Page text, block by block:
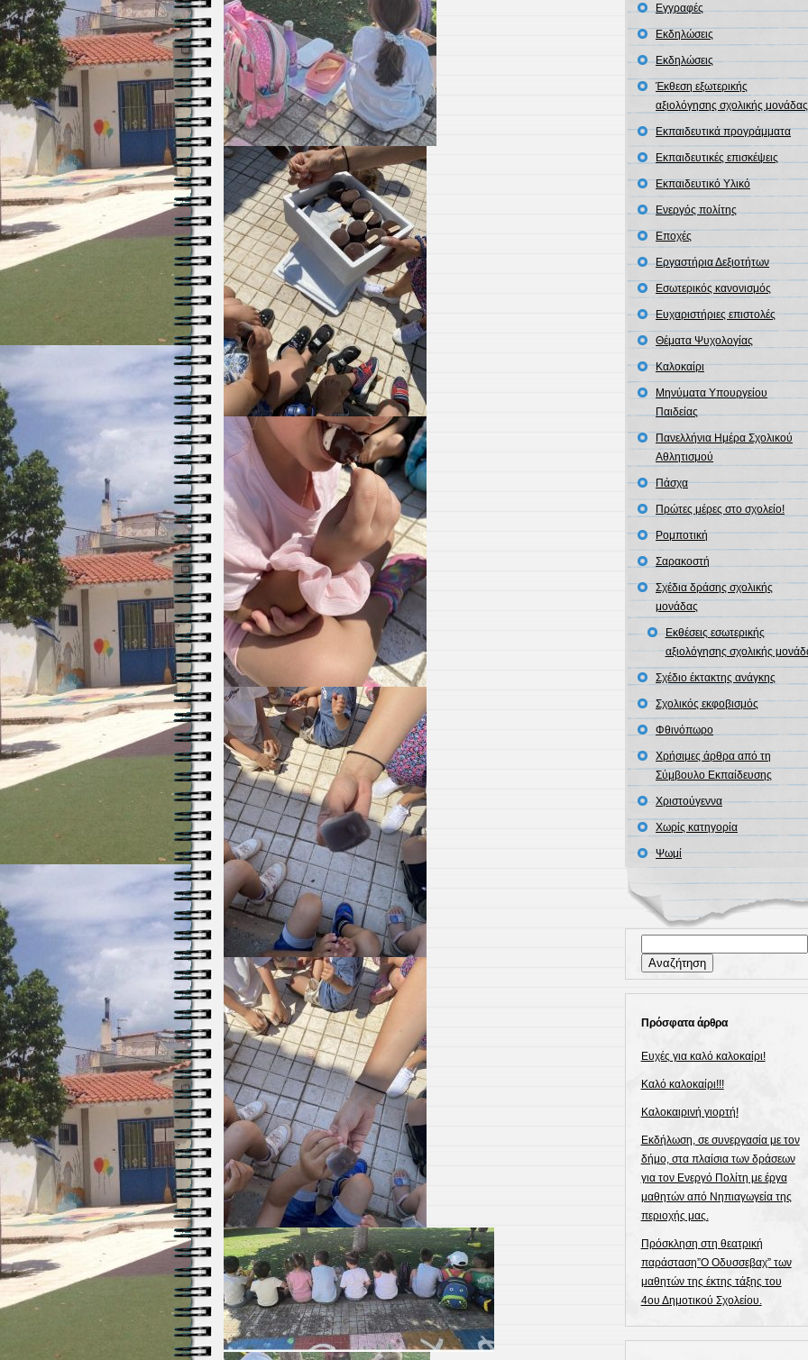
Εγγραφές
Εκδηλώσεις
Εκδηλώσεις
Έκθεση εξωτερικής
αξιολόγησης σχολικής μονάδας
Εκπαιδευτικά προγράμματα
Εκπαιδευτικές επισκέψεις
Εκπαιδευτικό Υλικό
Ενεργός πολίτης
Εποχές
Εργαστήρια Δεξιοτήτων
Εσωτερικός κανονισμός
Ευχαριστήριες επιστολές
Θέματα Ψυχολογίας
Καλοκαίρι
Μηνύματα Υπουργείου
Παιδείας
Πανελλήνια Ημέρα Σχολικού
Αθλητισμού
Πάσχα
Πρώτες μέρες στο σχολείο!
Ρομποτική
Σαρακοστή
Σχέδια δράσης σχολικής
μονάδας
Εκθέσεις εσωτερικής
αξιολόγησης σχολικής
Σχέδιο έκτακτης ανάγκης
Σχολικός εκφοβισμός
Φθινόπωρο
Χρήσιμες άρθρα από τη
Σύμβουλο Εκπαίδευσης
Χριστούγεννα
Χωρίς κατηγορία
Ψωμί
για:
Πρόσφατα άρθρα
Ευχές για καλό καλοκαίρι!
Καλό καλοκαίρι!!!
Καλοκαιρινή γιορτή!
Εκδήλωση, σε συνεργασία με τον
δήμο, στα πλαίσια των δράσεων
για τον Ενεργό Πολίτη με έργα
μαθητών από Νηπιαγωγεία της
περιοχής μας.
Πρόσκληση στη θεατρική
παράσταση”Ο Οδυσσεβαχ” των
μαθητών της έκτης τάξης του
4ου Δημοτικού Σχολείου.